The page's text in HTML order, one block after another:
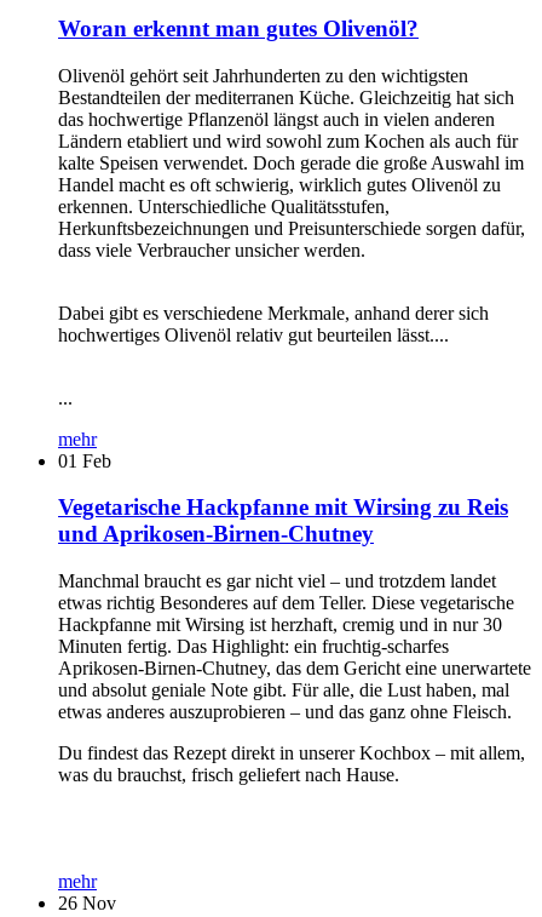
Woran erkennt man gutes Olivenöl?
Olivenöl gehört seit Jahrhunderten zu den wichtigsten
Bestandteilen der mediterranen Küche. Gleichzeitig hat sich
das hochwertige Pflanzenöl längst auch in vielen anderen
Ländern etabliert und wird sowohl zum Kochen als auch für
kalte Speisen verwendet. Doch gerade die große Auswahl im
Handel macht es oft schwierig, wirklich gutes Olivenöl zu
erkennen. Unterschiedliche Qualitätsstufen,
Herkunftsbezeichnungen und Preisunterschiede sorgen dafür,
dass viele Verbraucher unsicher werden.
Dabei gibt es verschiedene Merkmale, anhand derer sich
hochwertiges Olivenöl relativ gut beurteilen lässt....
...
mehr
01 Feb
Vegetarische Hackpfanne mit Wirsing zu Reis
und Aprikosen-Birnen-Chutney
Manchmal braucht es gar nicht viel – und trotzdem landet
etwas richtig Besonderes auf dem Teller. Diese vegetarische
Hackpfanne mit Wirsing ist herzhaft, cremig und in nur 30
Minuten fertig. Das Highlight: ein fruchtig-scharfes
Aprikosen-Birnen-Chutney, das dem Gericht eine unerwartete
und absolut geniale Note gibt. Für alle, die Lust haben, mal
etwas anderes auszuprobieren – und das ganz ohne Fleisch.
Du findest das Rezept direkt in unserer Kochbox – mit allem,
was du brauchst, frisch geliefert nach Hause.
mehr
26 Nov